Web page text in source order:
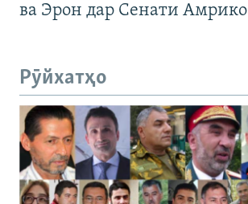
ва Эрон дар Сенати Амрико
Рӯйхатҳо